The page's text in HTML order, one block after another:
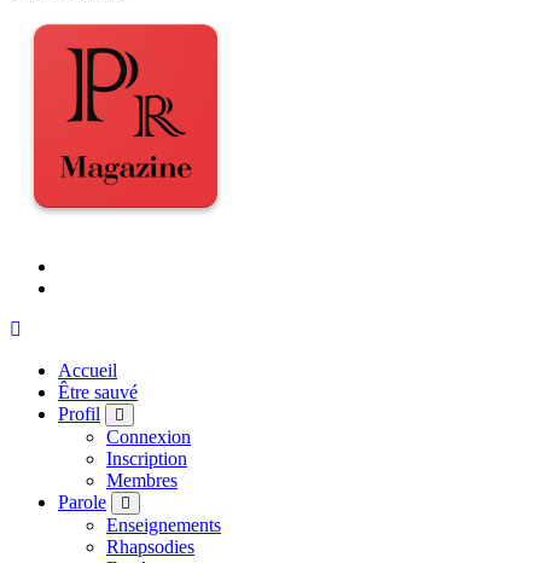
Accueil
Être sauvé
Profil
Connexion
Inscription
Membres
Parole
Enseignements
Rhapsodies